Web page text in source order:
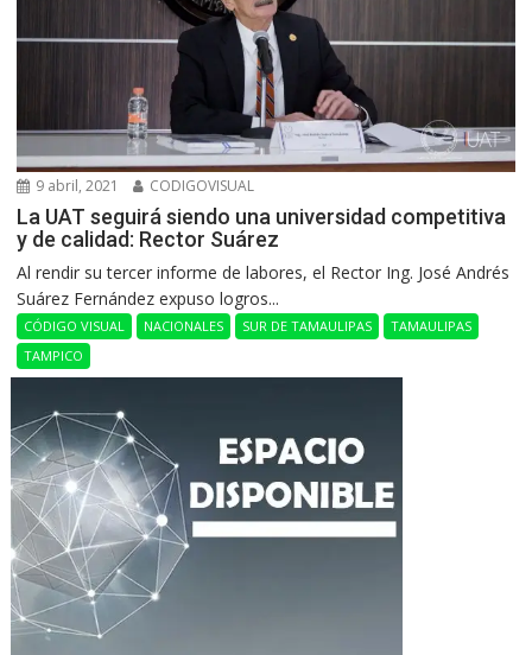
9 abril, 2021 CODIGOVISUAL
La UAT seguirá siendo una universidad competitiva
y de calidad: Rector Suárez
Al rendir su tercer informe de labores, el Rector Ing. José Andrés
Suárez Fernández expuso logros...
CÓDIGO VISUAL NACIONALES SUR DE TAMAULIPAS
TAMAULIPAS
TAMPICO